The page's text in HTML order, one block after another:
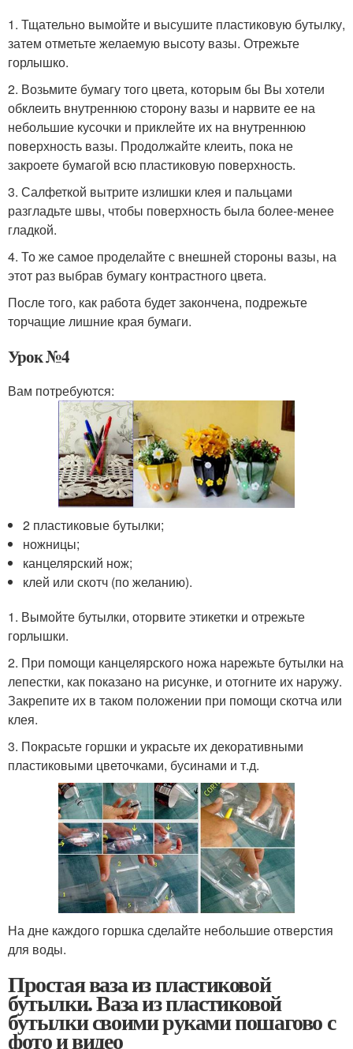
1. Тщательно вымойте и высушите пластиковую бутылку,
затем отметьте желаемую высоту вазы. Отрежьте
горлышко.
2. Возьмите бумагу того цвета, которым бы Вы хотели
обклеить внутреннюю сторону вазы и нарвите ее на
небольшие кусочки и приклейте их на внутреннюю
поверхность вазы. Продолжайте клеить, пока не
закроете бумагой всю пластиковую поверхность.
3. Салфеткой вытрите излишки клея и пальцами
разгладьте швы, чтобы поверхность была более-менее
гладкой.
4. То же самое проделайте с внешней стороны вазы, на
этот раз выбрав бумагу контрастного цвета.
После того, как работа будет закончена, подрежьте
торчащие лишние края бумаги.
Урок №4
Вам потребуются:
2 пластиковые бутылки;
ножницы;
канцелярский нож;
клей или скотч (по желанию).
1. Вымойте бутылки, оторвите этикетки и отрежьте
горлышки.
2. При помощи канцелярского ножа нарежьте бутылки на
лепестки, как показано на рисунке, и отогните их наружу.
Закрепите их в таком положении при помощи скотча или
клея.
3. Покрасьте горшки и украсьте их декоративными
пластиковыми цветочками, бусинами и т.д.
На дне каждого горшка сделайте небольшие отверстия
для воды.
Простая ваза из пластиковой
бутылки. Ваза из пластиковой
бутылки своими руками пошагово с
фото и видео